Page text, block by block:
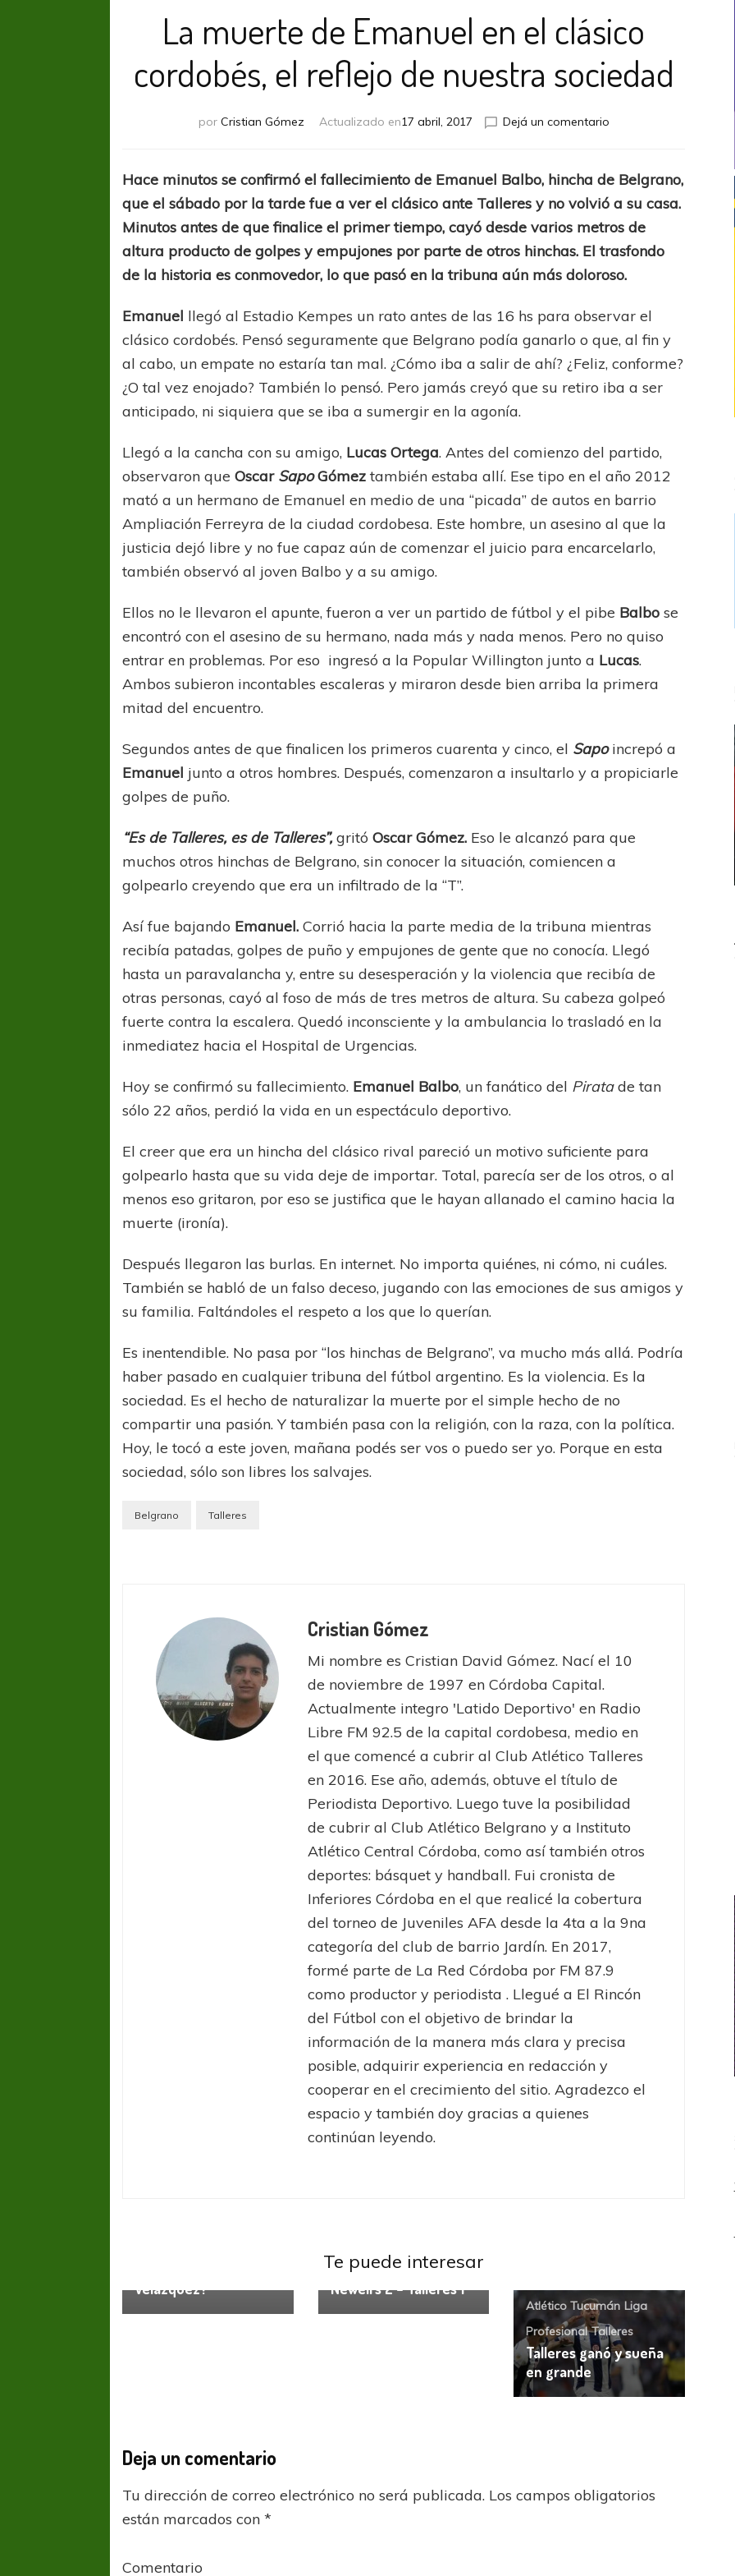
La muerte de Emanuel en el clásico
cordobés, el reflejo de nuestra sociedad
por Cristian Gómez Actualizado en17 abril, 2017 Dejá un comentarioen
de
Emanuel
en
el
clásico
cordobés,
el
de
sociedad
Hace minutos se confirmó el fallecimiento de Emanuel Balbo, hincha de Belgrano,
que el sábado por la tarde fue a ver el clásico ante Talleres y no volvió a su casa.
Minutos antes de que finalice el primer tiempo, cayó desde varios metros de
altura producto de golpes y empujones por parte de otros hinchas. El trasfondo
de la historia es conmovedor, lo que pasó en la tribuna aún más doloroso.
Emanuel llegó al Estadio Kempes un rato antes de las 16 hs para observar el
clásico cordobés. Pensó seguramente que Belgrano podía ganarlo o que, al fin y
al cabo, un empate no estaría tan mal. ¿Cómo iba a salir de ahí? ¿Feliz, conforme?
¿O tal vez enojado? También lo pensó. Pero jamás creyó que su retiro iba a ser
anticipado, ni siquiera que se iba a sumergir en la agonía.
Llegó a la cancha con su amigo, Lucas Ortega. Antes del comienzo del partido,
observaron queOscar SapoGómez también estaba allí. Ese tipo en el año 2012
mató a un hermano de Emanuel en medio de una “picada” de autos en barrio
Ampliación Ferreyra de la ciudad cordobesa. Este hombre, un asesino al que la
justicia dejó libre y no fue capaz aún de comenzar el juicio para encarcelarlo,
también observó al joven Balbo y a su amigo.
Ellos no le llevaron el apunte, fueron a ver un partido de fútbol y el pibe Balbo se
encontró con el asesino de su hermano, nada más y nada menos. Pero no quiso
entrar en problemas. Por eso ingresó a la Popular Willington junto a Lucas.
Ambos subieron incontables escaleras y miraron desde bien arriba la primera
mitad del encuentro.
Segundos antes de que finalicen los primeros cuarenta y cinco, el Sapo increpó a
Emanuel junto a otros hombres. Después, comenzaron a insultarlo y a propiciarle
golpes de puño.
“Es de Talleres, es de Talleres”,gritóOscar Gómez. Eso le alcanzó para que
muchos otros hinchas de Belgrano, sin conocer la situación, comiencen a
golpearlo creyendo que era un infiltrado de la “T”.
Así fue bajando Emanuel. Corrió hacia la parte media de la tribuna mientras
recibía patadas, golpes de puño y empujones de gente que no conocía. Llegó
hasta un paravalancha y, entre su desesperación y la violencia que recibía de
otras personas, cayó al foso de más de tres metros de altura. Su cabeza golpeó
fuerte contra la escalera. Quedó inconsciente y la ambulancia lo trasladó en la
inmediatez hacia el Hospital de Urgencias.
Hoy se confirmó su fallecimiento. Emanuel Balbo, un fanático del Piratade tan
sólo 22 años, perdió la vida en un espectáculo deportivo.
El creer que era un hincha del clásico rival pareció un motivo suficiente para
golpearlo hasta que su vida deje de importar. Total, parecía ser de los otros, o al
menos eso gritaron, por eso se justifica que le hayan allanado el camino hacia la
muerte (ironía).
Después llegaron las burlas. En internet. No importa quiénes, ni cómo, ni cuáles.
También se habló de un falso deceso, jugando con las emociones de sus amigos y
su familia. Faltándoles el respeto a los que lo querían.
Es inentendible. No pasa por “los hinchas de Belgrano”, va mucho más allá. Podría
haber pasado en cualquier tribuna del fútbol argentino. Es la violencia. Es la
sociedad. Es el hecho de naturalizar la muerte por el simple hecho de no
compartir una pasión. Y también pasa con la religión, con la raza, con la política.
Hoy, le tocó a este joven, mañana podés ser vos o puedo ser yo. Porque en esta
sociedad, sólo son libres los salvajes.
Belgrano Talleres
Cristian Gómez
Mi nombre es Cristian David Gómez. Nací el 10
de noviembre de 1997 en Córdoba Capital.
Actualmente integro 'Latido Deportivo' en Radio
Libre FM 92.5 de la capital cordobesa, medio en
el que comencé a cubrir al Club Atlético Talleres
en 2016. Ese año, además, obtuve el título de
Periodista Deportivo. Luego tuve la posibilidad
de cubrir al Club Atlético Belgrano y a Instituto
Atlético Central Córdoba, como así también otros
deportes: básquet y handball. Fui cronista de
Inferiores Córdoba en el que realicé la cobertura
del torneo de Juveniles AFA desde la 4ta a la 9na
categoría del club de barrio Jardín. En 2017,
formé parte de La Red Córdoba por FM 87.9
como productor y periodista . Llegué a El Rincón
del Fútbol con el objetivo de brindar la
información de la manera más clara y precisa
posible, adquirir experiencia en redacción y
cooperar en el crecimiento del sitio. Agradezco el
espacio y también doy gracias a quienes
continúan leyendo.
Te puede interesar
Velázquez?
Sorpresa y media:
Newell’s 2 – Talleres 1
Atlético Tucumán Liga
Profesional Talleres
Talleres ganó y sueña
en grande
Deja un comentario
Tu dirección de correo electrónico no será publicada. Los campos obligatorios
están marcados con*
Comentario
A pesar de la derrota Tigre avanzó a
Octavos de Final
COPA SUDAMERICANA LANÚS
Sur Defendido
UEFA CHAMPIONS LEAGUE
PSG celebró el bicampeonato
FÚTBOL FEMENINO
Las campeonas festejaron ante su gente